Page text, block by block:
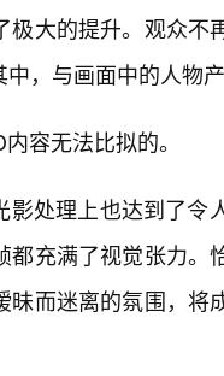
大的提升。观众不
，与画面中的人物
容无法比拟的。
影处理上也达到了令
充满了视觉张力。
而迷离的氛围，将